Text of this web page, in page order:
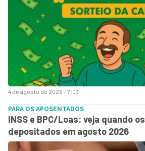
4 de agosto de 2026 - 7:03
PARA OS APOSENTADOS
INSS e BPC/Loas: veja quando
depositados em agosto 2026